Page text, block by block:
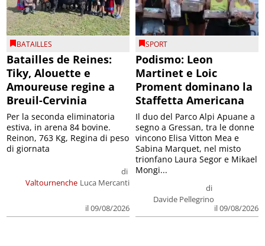
BATAILLES
Batailles de Reines:
Tiky, Alouette e
Amoureuse regine a
Breuil-Cervinia
Valtournenche
di
Luca Mercanti
il 09/08/2026
Per la seconda eliminatoria
estiva, in arena 84 bovine.
Reinon, 763 Kg, Regina di peso
di giornata
SPORT
Podismo: Leon
Martinet e Loic
Proment dominano la
Staffetta Americana
di
Davide Pellegrino
il 09/08/2026
Il duo del Parco Alpi Apuane a
segno a Gressan, tra le donne
vincono Elisa Vitton Mea e
Sabina Marquet, nel misto
trionfano Laura Segor e Mikael
Mongi...